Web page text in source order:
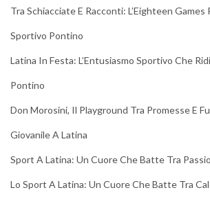
Tra Schiacciate E Racconti: L’Eighteen
Sportivo Pontino
Latina In Festa: L’Entusiasmo Sportivo Che
Pontino
Don Morosini, Il Playground Tra Promesse E
Giovanile A Latina
Sport A Latina: Un Cuore Che Batte Tra
Lo Sport A Latina: Un Cuore Che Batte Tra